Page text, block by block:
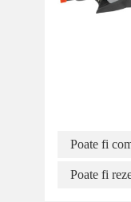
Poate fi
Poate fi